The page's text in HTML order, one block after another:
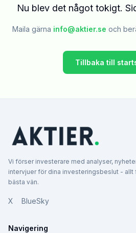
Nu blev det något tokigt.
Maila gärna info@aktier.se och
Tillbaka till
Vi förser investerare med analyser,
intervjuer för dina investeringsbeslut - allt
bästa vän.
X BlueSky
Navigering